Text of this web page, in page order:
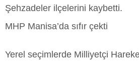
Şehzadeler ilçelerini kaybetti.
MHP Manisa’da sıfır çekti
Yerel seçimlerde Milliyetçi